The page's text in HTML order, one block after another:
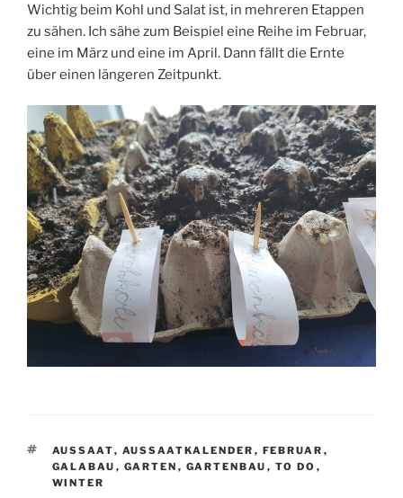
Wichtig beim Kohl und Salat ist, in mehreren Etappen
zu sähen. Ich sähe zum Beispiel eine Reihe im Februar,
eine im März und eine im April. Dann fällt die Ernte
über einen längeren Zeitpunkt.
SCHLAGWÖRTER
AUSSAAT, AUSSAATKALENDER , FEBRUAR ,
GALABAU , GARTEN , GARTENBAU , TO DO ,
WINTER